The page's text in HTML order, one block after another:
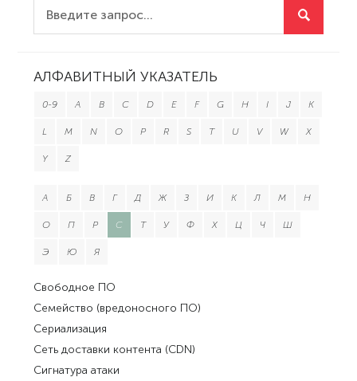
АЛФАВИТНЫЙ УКАЗАТЕЛЬ
0-9 A B C D E F G H I J K
L M N O P R S T U V W X
Y Z
А Б В Г Д Ж З И К Л М Н
О П Р С Т У Ф Х Ц Ч Ш
Э Ю Я
Свободное ПО
Семейство (вредоносного ПО)
Сериализация
Сеть доставки контента (CDN)
Сигнатура атаки